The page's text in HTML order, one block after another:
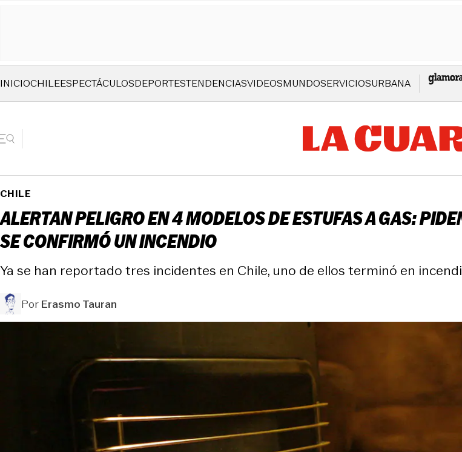
INICIOCHILEESPECTÁCULOSDEPORTESTENDENCIASVIDEOSMUNDOSERVICIOSURBANA
CHILE
ALERTAN PELIGRO EN 4 MODELOS DE ESTUFAS A GAS:
SE CONFIRMÓ UN INCENDIO
Ya se han reportado tres incidentes en Chile, uno de ellos terminó en
PorErasmo Tauran